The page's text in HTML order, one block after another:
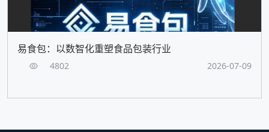
易食包：以数智化重塑食品包装行业
4802 2026-07-09